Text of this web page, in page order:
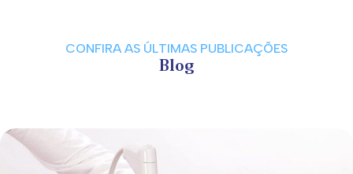
CONFIRA AS ÚLTIMAS PUBLICAÇÕES
Blog